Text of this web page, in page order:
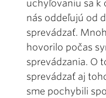
uchyľovaniu sa k
nás oddeľujú od
sprevádzať.
hovorilo počas
sprevádzania. O
sprevádzať aj
sme pochybili